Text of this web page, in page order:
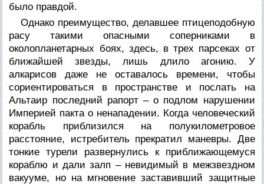
было правдой.
Однако преимущество, делавшее птицеподобную
расу такими опасными соперниками в
околопланетарных боях, здесь, в трех парсеках от
ближайшей звезды, лишь длило агонию. У
алкарисов даже не оставалось времени, чтобы
сориентироваться в пространстве и послать на
Альтаир последний рапорт – о подлом нарушении
Империей пакта о ненападении. Когда человеческий
корабль приблизился на полукилометровое
расстояние, истребитель прекратил маневры. Две
тонкие турели развернулись к приближающемуся
кораблю и дали залп – невидимый в межзвездном
вакууме, но на мгновение заставивший защитные